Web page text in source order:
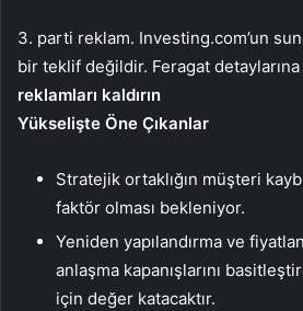
3. parti reklam. Investing.com’un
bir teklif değildir. Feragat detaylarına
reklamları kaldırın
Yükselişte Öne Çıkanlar
Stratejik ortaklığın müşteri
faktör olması bekleniyor.
Yeniden yapılandırma ve
anlaşma kapanışlarını
için değer katacaktır.